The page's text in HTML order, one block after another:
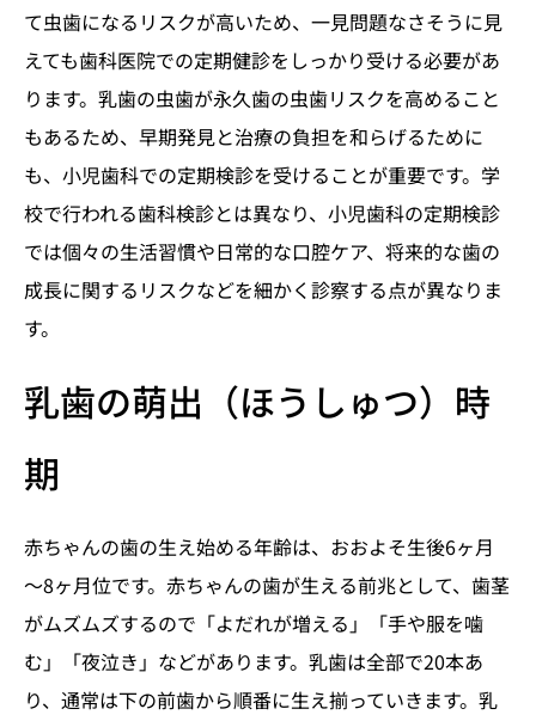
て虫歯になるリスクが高いため、一見問題なさそうに見
えても歯科医院での定期健診をしっかり受ける必要があ
ります。乳歯の虫歯が永久歯の虫歯リスクを高めること
もあるため、早期発見と治療の負担を和らげるために
も、小児歯科での定期検診を受けることが重要です。学
校で行われる歯科検診とは異なり、小児歯科の定期検診
では個々の生活習慣や日常的な口腔ケア、将来的な歯の
成長に関するリスクなどを細かく診察する点が異なりま
す。
乳歯の萌出（ほうしゅつ）時
期
赤ちゃんの歯の生え始める年齢は、おおよそ生後6ヶ月
～8ヶ月位です。赤ちゃんの歯が生える前兆として、歯茎
がムズムズするので「よだれが増える」「手や服を噛
む」「夜泣き」などがあります。乳歯は全部で20本あ
り、通常は下の前歯から順番に生え揃っていきます。乳